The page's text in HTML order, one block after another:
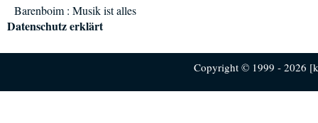
Barenboim : Musik ist alles
Datenschutz erklärt
Copyright © 1999 - 2026